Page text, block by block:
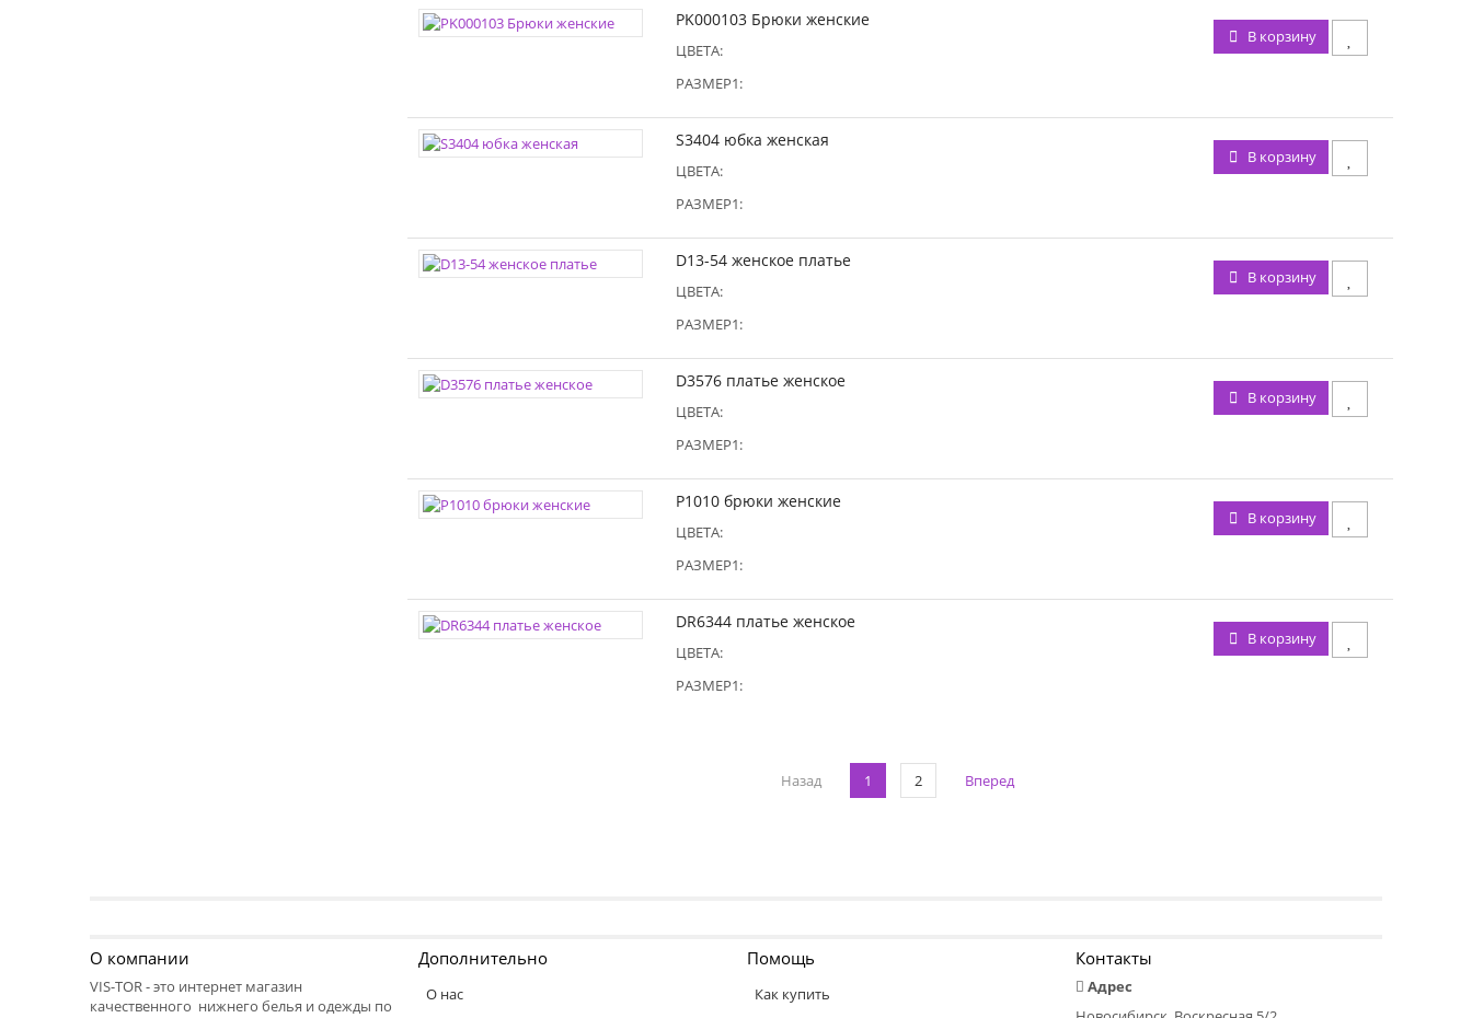
PK000103 Брюки женские
ЦВЕТА:
РАЗМЕР1:
В корзину
S3404 юбка женская
ЦВЕТА:
РАЗМЕР1:
В корзину
D13-54 женское платье
ЦВЕТА:
РАЗМЕР1:
В корзину
D3576 платье женское
ЦВЕТА:
РАЗМЕР1:
В корзину
P1010 брюки женские
ЦВЕТА:
РАЗМЕР1:
В корзину
DR6344 платье женское
ЦВЕТА:
РАЗМЕР1:
В корзину
Назад 1 2 Вперед
О компании
VIS-TOR - это интернет магазин
качественного нижнего белья и одежды по
Дополнительно
О нас
Помощь
Как купить
Контакты
Адрес